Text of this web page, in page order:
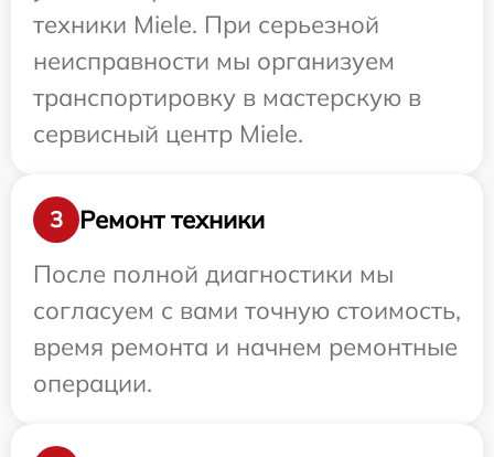
техники Miele. При серьезной
неисправности мы организуем
транспортировку в мастерскую в
сервисный центр Miele.
3
Ремонт техники
После полной диагностики мы
согласуем с вами точную стоимость,
время ремонта и начнем ремонтные
операции.